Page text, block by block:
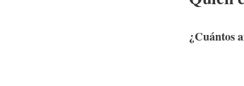
¿Cuántos